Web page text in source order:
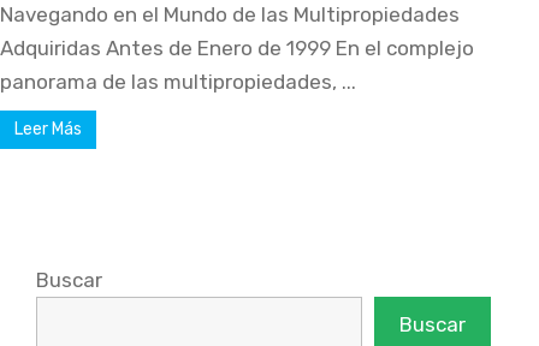
Navegando en el Mundo de las Multipropiedades
Adquiridas Antes de Enero de 1999 En el complejo
panorama de las multipropiedades, ...
Leer Más
Buscar
Buscar